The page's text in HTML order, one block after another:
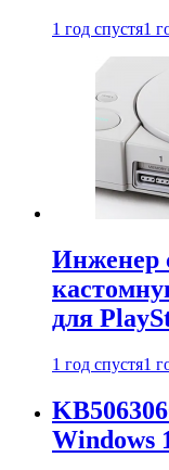
1 год спустя1
Инженер
для
1 год спустя1
Windows